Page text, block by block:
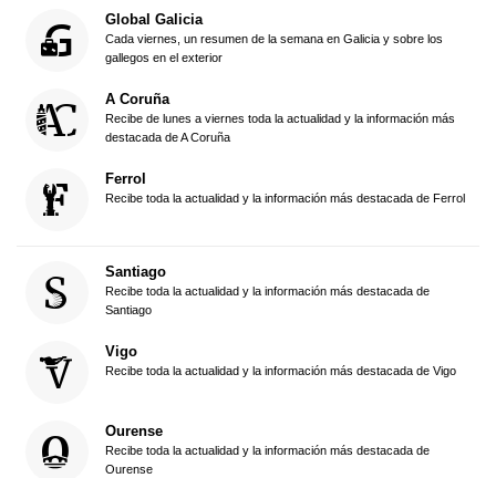
Global Galicia
Cada viernes, un resumen de la semana en Galicia y sobre los
gallegos en el exterior
A Coruña
Recibe de lunes a viernes toda la actualidad y la información más
destacada de A Coruña
Ferrol
Recibe toda la actualidad y la información más destacada de Ferrol
Santiago
Recibe toda la actualidad y la información más destacada de
Santiago
Vigo
Recibe toda la actualidad y la información más destacada de Vigo
Ourense
Recibe toda la actualidad y la información más destacada de
Ourense